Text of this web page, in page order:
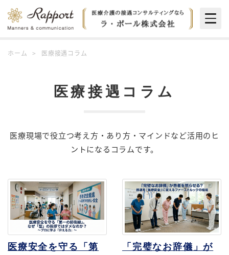
ホーム 医療接遇コラム
医療接遇コラム
医療現場で役立つ考え方・あり方・マインドなど活用のヒ
ントになるコラムです。
医療安全を守る「第
「完璧なお辞儀」が